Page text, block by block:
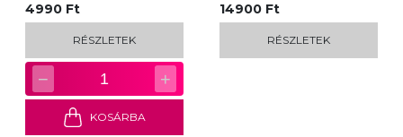
4990 Ft
RÉSZLETEK
− 1 +
KOSÁRBA
14900 Ft
RÉSZLETEK